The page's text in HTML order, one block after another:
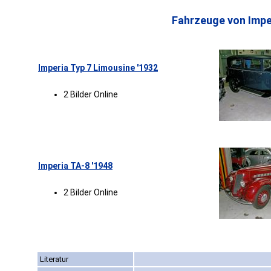
Fahrzeuge von
Imperia Typ 7 Limousine '1932
2 Bilder Online
Imperia TA-8 '1948
2 Bilder Online
Literatur